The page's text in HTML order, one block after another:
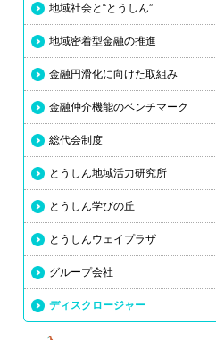
地域社会と“とうしん”
地域密着型金融の推進
金融円滑化に向けた取組み
金融仲介機能のベンチマーク
総代会制度
とうしん地域活力研究所
とうしん学びの丘
とうしんウェイプラザ
グループ会社
ディスクロージャー